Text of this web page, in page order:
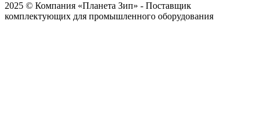
2025 © Компания «Планета Зип» - Поставщик
комплектующих для промышленного оборудования